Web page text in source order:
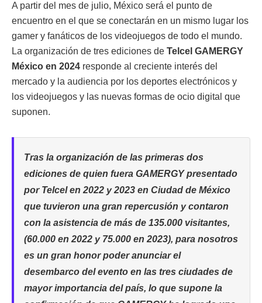
A partir del mes de julio, México será el punto de
encuentro en el que se conectarán en un mismo lugar los
gamer y fanáticos de los videojuegos de todo el mundo.
La organización de tres ediciones de Telcel GAMERGY
México en 2024 responde al creciente interés del
mercado y la audiencia por los deportes electrónicos y
los videojuegos y las nuevas formas de ocio digital que
suponen.
Tras la organización de las primeras dos
ediciones de quien fuera GAMERGY presentado
por Telcel en 2022 y 2023 en Ciudad de México
que tuvieron una gran repercusión y contaron
con la asistencia de más de 135.000 visitantes,
(60.000 en 2022 y 75.000 en 2023), para nosotros
es un gran honor poder anunciar el
desembarco del evento en las tres ciudades de
mayor importancia del país, lo que supone la